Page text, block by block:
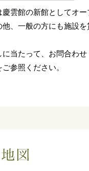
雲館の新館としてオー
他、一般の方にも施設を
に当たって、お問合わ
ご参照ください。